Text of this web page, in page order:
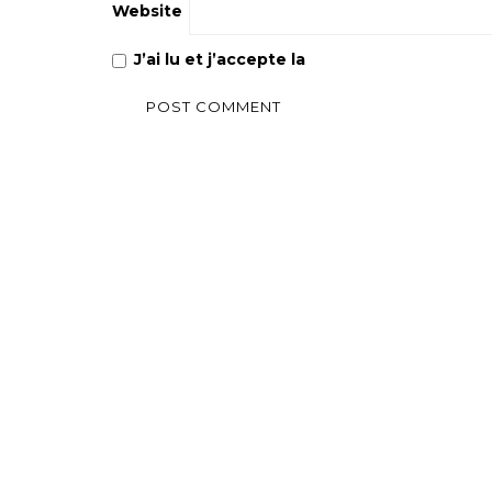
Website
J’ai lu et j’accepte la